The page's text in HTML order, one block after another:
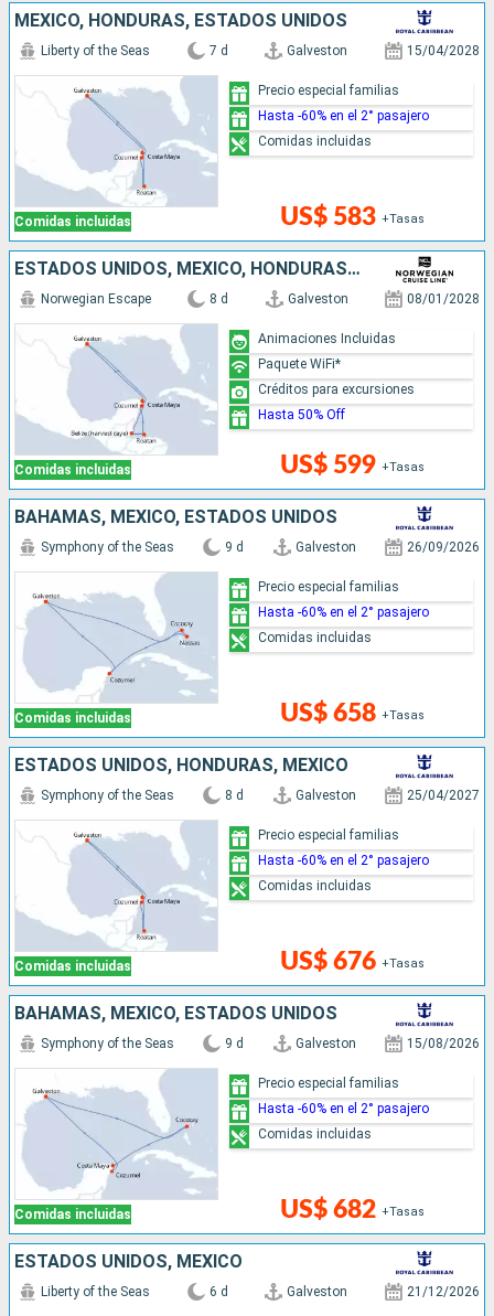
MÉXICO, HONDURAS, ESTADOS UNIDOS
Comidas incluidas
Liberty of the Seas 7 d Galveston 15/04/2028
US$ 583 +Tasas
Precio especial familias
Hasta -60% en el 2° pasajero
Comidas incluidas
ESTADOS UNIDOS, MÉXICO, HONDURAS, BELICE
Comidas incluidas
Norwegian Escape 8 d Galveston 08/01/2028
US$ 599 +Tasas
Animaciones Incluidas
Paquete WiFi*
Créditos para excursiones
Hasta 50% Off
BAHAMAS, MÉXICO, ESTADOS UNIDOS
Comidas incluidas
Symphony of the Seas 9 d Galveston 26/09/2026
US$ 658 +Tasas
Precio especial familias
Hasta -60% en el 2° pasajero
Comidas incluidas
ESTADOS UNIDOS, HONDURAS, MÉXICO
Comidas incluidas
Symphony of the Seas 8 d Galveston 25/04/2027
US$ 676 +Tasas
Precio especial familias
Hasta -60% en el 2° pasajero
Comidas incluidas
BAHAMAS, MÉXICO, ESTADOS UNIDOS
Comidas incluidas
Symphony of the Seas 9 d Galveston 15/08/2026
US$ 682 +Tasas
Precio especial familias
Hasta -60% en el 2° pasajero
Comidas incluidas
ESTADOS UNIDOS, MÉXICO
Liberty of the Seas 6 d Galveston 21/12/2026